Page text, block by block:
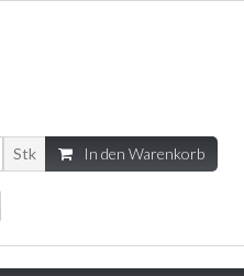
Stk In den Warenkorb